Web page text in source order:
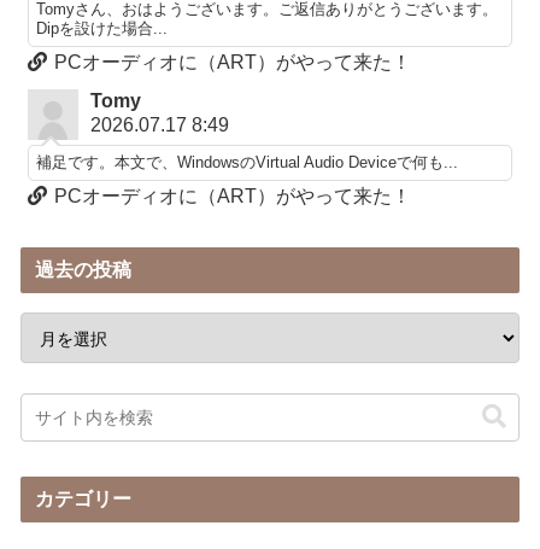
Tomyさん、おはようございます。ご返信ありがとうございます。
Dipを設けた場合...
PCオーディオに（ART）がやって来た！
Tomy
2026.07.17 8:49
補足です。本文で、WindowsのVirtual Audio Deviceで何も...
PCオーディオに（ART）がやって来た！
過去の投稿
カテゴリー